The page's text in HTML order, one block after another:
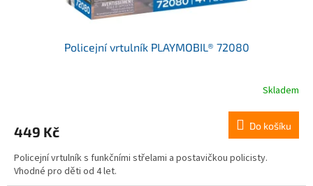
Policejní vrtulník PLAYMOBIL® 72080
Skladem
449 Kč Do košíku
Policejní vrtulník s funkčními střelami a postavičkou policisty.
Vhodné pro děti od 4 let.